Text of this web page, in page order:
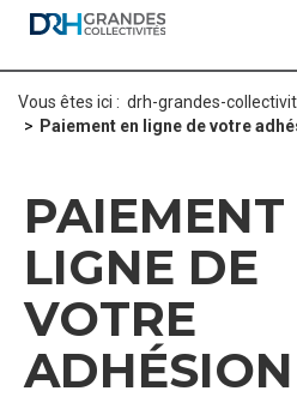
Vous êtes ici : drh-grandes-
Paiement en ligne de votre
PAIEMENT
LIGNE DE
VOTRE
ADHÉSION
Panneau de gestion des cookies